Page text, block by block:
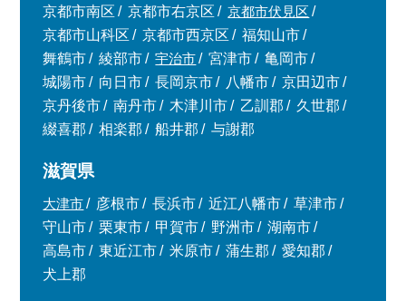
京都市南区
京都市右京区
京都市伏見区
京都市山科区
京都市西京区
福知山市
舞鶴市
綾部市 宇治市 宮津市
亀岡市
城陽市
向日市 長岡京市 八幡市
京田辺市
京丹後市
南丹市 木津川市 乙訓郡
久世郡
綴喜郡
相楽郡 船井郡 与謝郡
滋賀県
大津市 彦根市 長浜市 近江八幡市
草津市
守山市
栗東市 甲賀市 野洲市
湖南市
高島市
東近江市 米原市 蒲生郡
愛知郡
犬上郡